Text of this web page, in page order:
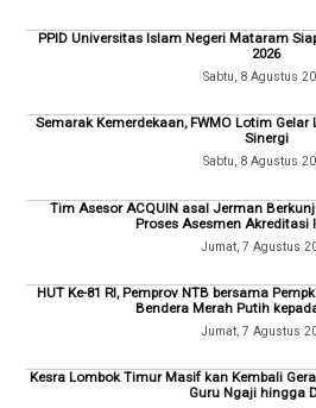
PPID Universitas Islam Negeri Mataram
2026
Sabtu, 8 Agustus
Semarak Kemerdekaan, FWMO Lotim
Sinergi
Sabtu, 8 Agustus
Tim Asesor ACQUIN asal Jerman
Proses Asesmen Akreditasi
Jumat, 7 Agustus
HUT Ke-81 RI, Pemprov NTB bersama
Bendera Merah Putih
Jumat, 7 Agustus
Kesra Lombok Timur Masif kan Kembali
Guru Ngaji hingga